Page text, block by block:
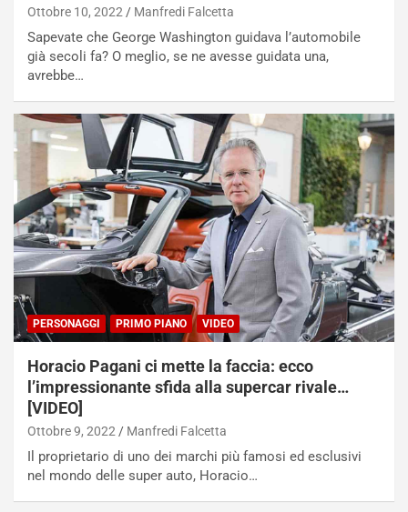
Ottobre 10, 2022 Manfredi Falcetta
Sapevate che George Washington guidava l’automobile
già secoli fa? O meglio, se ne avesse guidata una,
avrebbe…
PERSONAGGI PRIMO PIANO VIDEO
Horacio Pagani ci mette la faccia: ecco
l’impressionante sfida alla supercar rivale…
[VIDEO]
Ottobre 9, 2022 Manfredi Falcetta
Il proprietario di uno dei marchi più famosi ed esclusivi
nel mondo delle super auto, Horacio…